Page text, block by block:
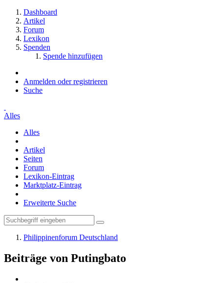
Dashboard
Artikel
Forum
Lexikon
Spenden
Spende hinzufügen
Anmelden oder registrieren
Suche
Alles
Alles
Artikel
Seiten
Forum
Lexikon-Eintrag
Marktplatz-Eintrag
Erweiterte Suche
Philippinenforum Deutschland
Beiträge von Putingbato